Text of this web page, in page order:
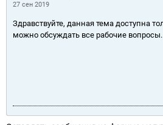
27 сен 2019
Здравствуйте, данная тема доступна
можно обсуждать все рабочие вопросы.